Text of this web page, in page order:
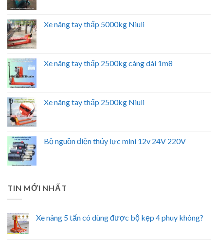
Xe nâng tay thấp 5000kg Niuli
Xe nâng tay thấp 2500kg càng dài 1m8
Xe nâng tay thấp 2500kg Niuli
Bộ nguồn điện thủy lực mini 12v 24V 220V
TIN MỚI NHẤT
Xe nâng 5 tấn có dùng được bộ kẹp 4 phuy không?